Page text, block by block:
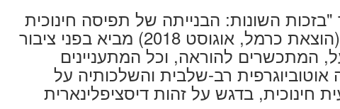
השונות: הבנייתה של תפיסה חינוכית
באמצעות סיפור חיים" (הוצאת כרמל, אוגוסט 2018) מביא בפני ציבור
המתכשרים להוראה, וכל המתעניינים
רב-שלבית והשלכותיה על
חינוכית, בדגש על זהות דיסציפלינארית